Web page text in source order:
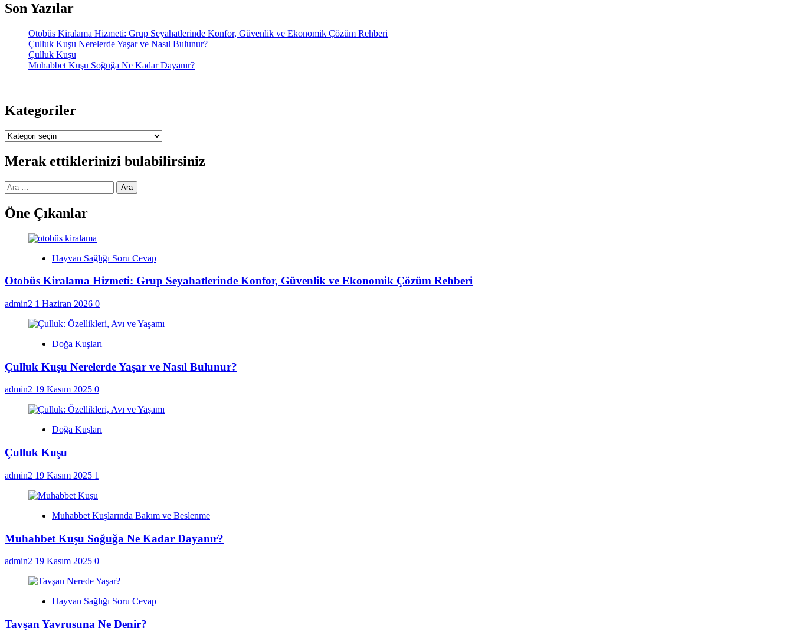
Son Yazılar
Otobüs Kiralama Hizmeti: Grup Seyahatlerinde Konfor, Güvenlik ve Ekonomik Çözüm Rehberi
Çulluk Kuşu Nerelerde Yaşar ve Nasıl Bulunur?
Çulluk Kuşu
Muhabbet Kuşu Soğuğa Ne Kadar Dayanır?
Kategoriler
Kategoriler
Merak ettiklerinizi bulabilirsiniz
Arama:
Öne Çıkanlar
Hayvan Sağlığı Soru Cevap
Otobüs Kiralama Hizmeti: Grup Seyahatlerinde Konfor, Güvenlik ve Ekonomik Çözüm Rehberi
admin2 1 Haziran 2026 0
Doğa Kuşları
Çulluk Kuşu Nerelerde Yaşar ve Nasıl Bulunur?
admin2 19 Kasım 2025 0
Doğa Kuşları
Çulluk Kuşu
admin2 19 Kasım 2025 1
Muhabbet Kuşlarında Bakım ve Beslenme
Muhabbet Kuşu Soğuğa Ne Kadar Dayanır?
admin2 19 Kasım 2025 0
Hayvan Sağlığı Soru Cevap
Tavşan Yavrusuna Ne Denir?